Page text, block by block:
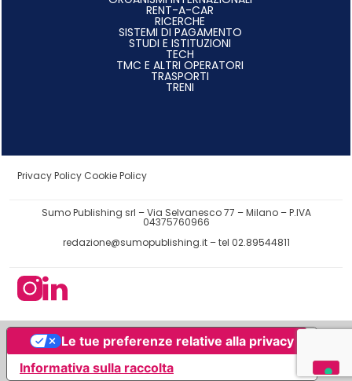
RENT-A-CAR
RICERCHE
SISTEMI DI PAGAMENTO
STUDI E ISTITUZIONI
TECH
TMC E ALTRI OPERATORI
TRASPORTI
TRENI
Privacy Policy Cookie Policy
Sumo Publishing srl – Via Selvanesco 77 – Milano – P.IVA
04375760966
redazione@sumopublishing.it– tel 02.89544811
Informativa sulla raccolta
Le tue preferenze relative alla privacy